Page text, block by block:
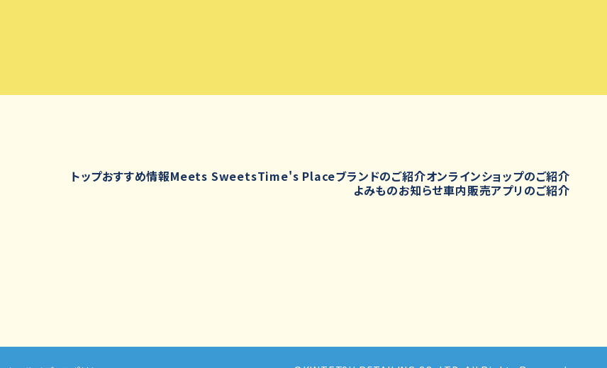
トップおすすめ情報Meets SweetsTime's Placeブランドのご紹介オンラインショップのご紹介
よみものお知らせ車内販売アプリのご紹介